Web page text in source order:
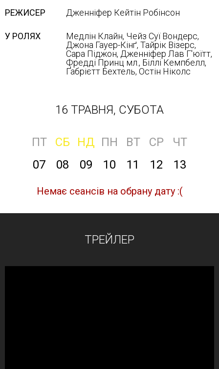
РЕЖИСЕР Дженніфер Кейтін Робінсон
У РОЛЯХ
Медлін Клайн, Чейз Суї Вондерс,
Джона Гауер-Кінґ, Тайрік Візерс,
Сара Піджон, Дженніфер Лав Г'юїтт,
Фредді Принц мл., Біллі Кемпбелл,
Ґабрієтт Бехтель, Остін Ніколс
16 ТРАВНЯ, СУБОТА
ПТ СБ НД ПН ВТ СР
ЧТ
07
08 09 10 11 12 13
Немає сеансів на обрану дату :(
ТРЕЙЛЕР